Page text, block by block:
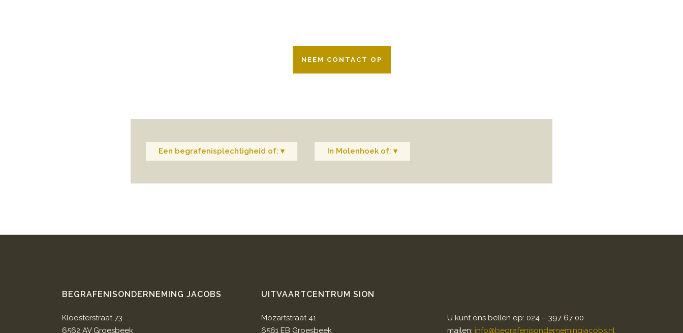
NEEM CONTACT OP
Een begrafenisplechtigheid of: ▾ In Molenhoek of: ▾
BEGRAFENISONDERNEMING JACOBS
Kloosterstraat 73
6562 AV Groesbeek
UITVAARTCENTRUM SION
Mozartstraat 41
6561 EB Groesbeek
U kunt ons bellen op: 024 – 397 67 00
mailen: info@begrafenisondernemingjacobs.nl